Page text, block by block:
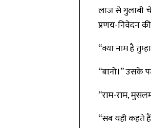
लाज से गुलाबी
प्रणय-निवेदन
“क्या नाम है
“बानो।” उसके
“राम-राम,
“सब यही कहते